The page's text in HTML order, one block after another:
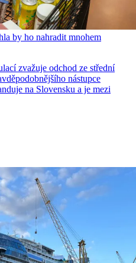
by ho nahradit mnohem
zvažuje odchod ze střední
nástupce
na Slovensku a je mezi